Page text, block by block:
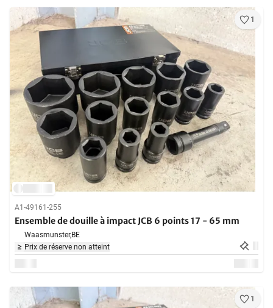
1
A1-49161-255
Ensemble de douille à impact JCB 6 points 17 - 65 mm
Waasmunster,BE
Prix de réserve non atteint
1